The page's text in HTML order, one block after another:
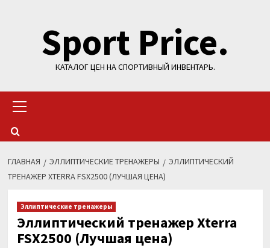
содержимомуSport Price.
КАТАЛОГ ЦЕН НА СПОРТИВНЫЙ ИНВЕНТАРЬ.
меню
ГЛАВНАЯ ЭЛЛИПТИЧЕСКИЕ ТРЕНАЖЕРЫ
ЭЛЛИПТИЧЕСКИЙ
ТРЕНАЖЕР XTERRA FSX2500 (ЛУЧШАЯ ЦЕНА)
Эллиптические тренажеры
Эллиптический тренажер Xterra
FSX2500 (Лучшая цена)